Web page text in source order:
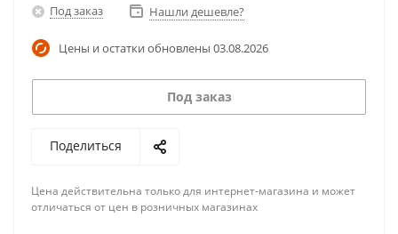
Под заказ Нашли дешевле?
Цены и остатки обновлены 03.08.2026
Под заказ
Поделиться
Цена действительна только для интернет-магазина и может
отличаться от цен в розничных магазинах